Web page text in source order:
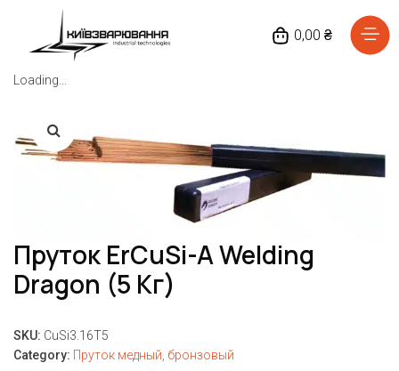
0,00 ₴
Loading...
Пруток ErCuSi-A Welding
Dragon (5 Кг)
SKU: CuSi3.16T5
Category: Пруток медный, бронзовый
Каталог товарів
Доставка та оплата
Блог